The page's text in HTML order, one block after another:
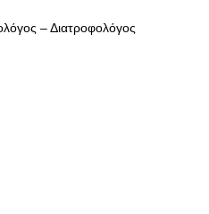
– Διατροφολόγος